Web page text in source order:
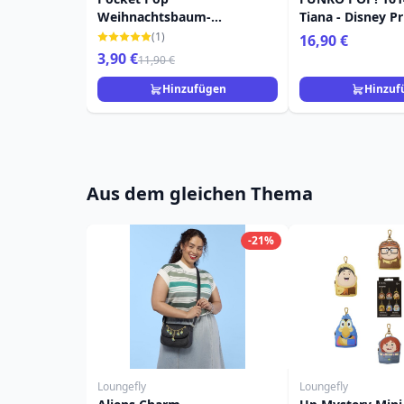
Weihnachtsbaum-
Bürgermeister - Disney
Nightmare Before Christmas
(1)
3,90 €11,90 €
Hinzufügen
Tiana - Disney
16,90 €
Aus dem gleichen Thema
-21%
Loungefly Loungefly